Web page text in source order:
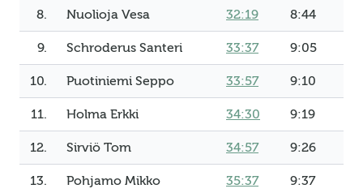
8. Nuolioja Vesa 32:19 8:44
9. Schroderus Santeri 33:37 9:05
10. Puotiniemi Seppo 33:57 9:10
11. Holma Erkki 34:30 9:19
12. Sirviö Tom 34:57 9:26
13. Pohjamo Mikko 35:37 9:37